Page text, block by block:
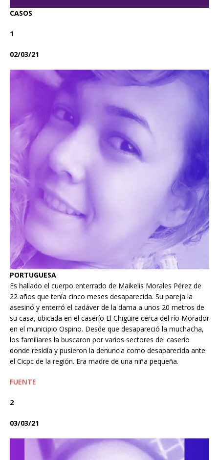
CASOS
1
02/03/21
PORTUGUESA
Es hallado el cuerpo enterrado de Maikelis Morales Pérez de
22 años que tenía cinco meses desaparecida. Su pareja la
asesinó y enterró el cadáver de la dama a unos 20 metros de
su casa, ubicada en el caserío El Chigüire cerca del río Morador
en el municipio Ospino. Desde que desapareció la muchacha,
los familiares la buscaron por varios sectores del caserío
donde residía y pusieron la denuncia como desaparecida ante
el Cicpc de la región. Era madre de una niña pequeña.
FUENTE
2
03/03/21